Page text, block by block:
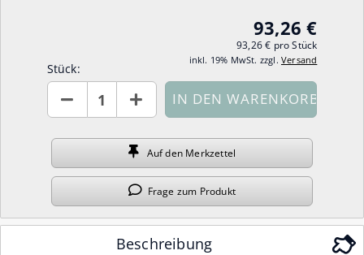
93,26 €
93,26 € pro Stück
inkl. 19% MwSt. zzgl. Versand
Stück:
Stück
Auf den Merkzettel
Frage zum Produkt
Beschreibung